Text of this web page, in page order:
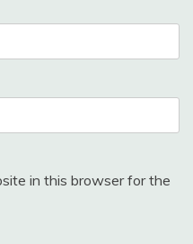
in this browser for the